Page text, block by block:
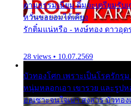
ตามธรรมเนียม ติ๋มจะเตรียมรับ
หวั่นขอยอมได้เคียง
รักติ๋มแน่หรือ - หงษ์ทอง ดาวอุด
28 views • 10.07.2569
บัวทองโศก เพราะเป็นโรครัก
หนุ่มหลอกเอา เขารวย และรูป
ออเซาะจนใจเบา สงสาร บัวทอ